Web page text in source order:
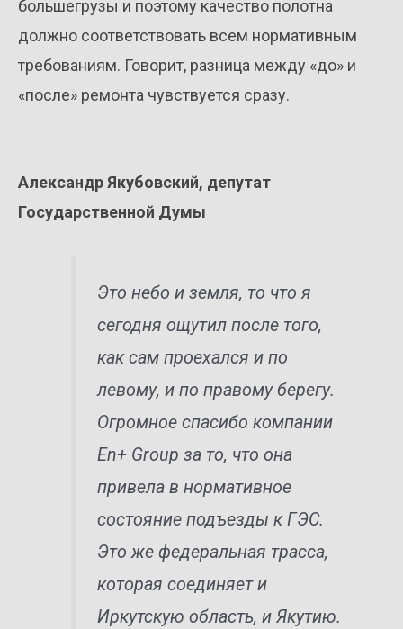
большегрузы и поэтому качество полотна
должно соответствовать всем нормативным
требованиям. Говорит, разница между «до» и
«после» ремонта чувствуется сразу.
Александр Якубовский, депутат
Государственной Думы
Это небо и земля, то что я
сегодня ощутил после того,
как сам проехался и по
левому, и по правому берегу.
Огромное спасибо компании
En+ Group за то, что она
привела в нормативное
состояние подъезды к ГЭС.
Это же федеральная трасса,
которая соединяет и
Иркутскую область, и Якутию.